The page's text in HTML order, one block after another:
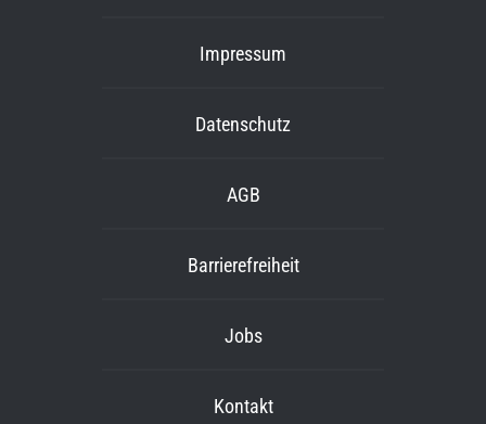
Impressum
Datenschutz
AGB
Barrierefreiheit
Jobs
Kontakt